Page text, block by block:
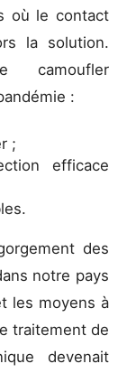
où le contact
la solution.
camoufler
:
;
efficace
des
notre pays
les moyens à
traitement de
devenait